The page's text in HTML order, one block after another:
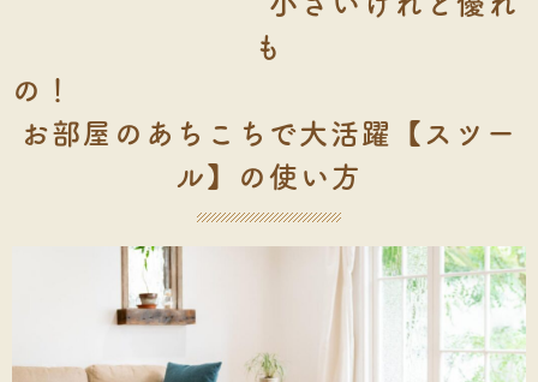
も
の
お部屋のあちこちで大活躍【スツー
ル】の使い方